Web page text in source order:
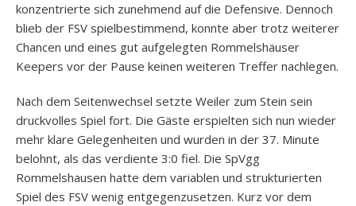
konzentrierte sich zunehmend auf die Defensive. Dennoch
blieb der FSV spielbestimmend, konnte aber trotz weiterer
Chancen und eines gut aufgelegten Rommelshäuser
Keepers vor der Pause keinen weiteren Treffer nachlegen.
Nach dem Seitenwechsel setzte Weiler zum Stein sein
druckvolles Spiel fort. Die Gäste erspielten sich nun wieder
mehr klare Gelegenheiten und wurden in der 37. Minute
belohnt, als das verdiente 3:0 fiel. Die SpVgg
Rommelshausen hatte dem variablen und strukturierten
Spiel des FSV wenig entgegenzusetzen. Kurz vor dem